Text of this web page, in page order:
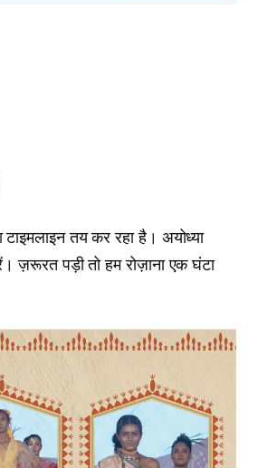
तय कर रहा है। अयोध्या
ज़रूरत पड़ी तो हम रोज़ाना एक घंटा